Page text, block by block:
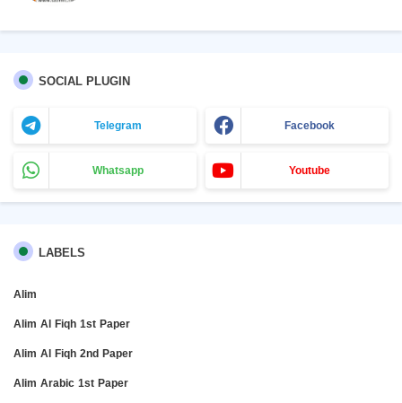
SOCIAL PLUGIN
Telegram Facebook
Whatsapp Youtube
LABELS
Alim
Alim Al Fiqh 1st Paper
Alim Al Fiqh 2nd Paper
Alim Arabic 1st Paper